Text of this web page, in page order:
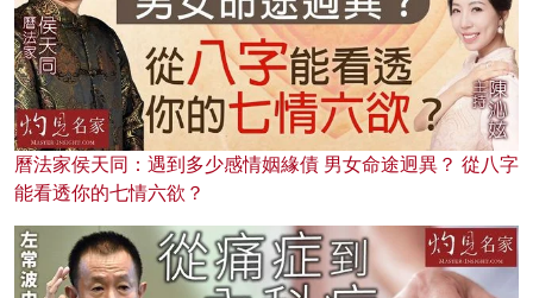
曆法家侯天同：遇到多少感情姻緣債 男女命途迥異？ 從八字
能看透你的七情六欲？